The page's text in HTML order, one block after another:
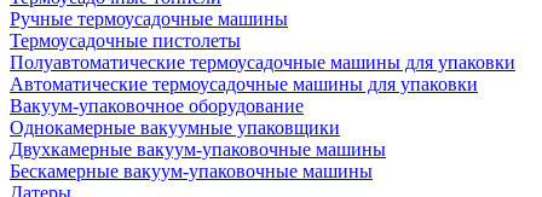
Ручные термоусадочные машины
Термоусадочные пистолеты
Полуавтоматические термоусадочные машины для упаковки
Автоматические термоусадочные машины для упаковки
Вакуум-упаковочное оборудование
Однокамерные вакуумные упаковщики
Двухкамерные вакуум-упаковочные машины
Бескамерные вакуум-упаковочные машины
Датеры